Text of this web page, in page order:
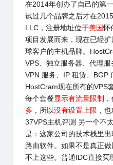
在2014年创办了自己的第
试过几个品牌之后才在
LLC，注册地址位于美国怀
项目发展而来，现在已经
球客户的主机品牌。
VPS、独立服务器、代理服
VPN 服务、IP 租赁、BGP
HostCram现在所有的VPS
每个套餐显示有流量限制
多 ，所以没有设置上限 ，
37VPS主机评测 另一个不
是：这家公司的技术栈里出
路由软件。如果不是真正
不上这些。普通IDC直接买